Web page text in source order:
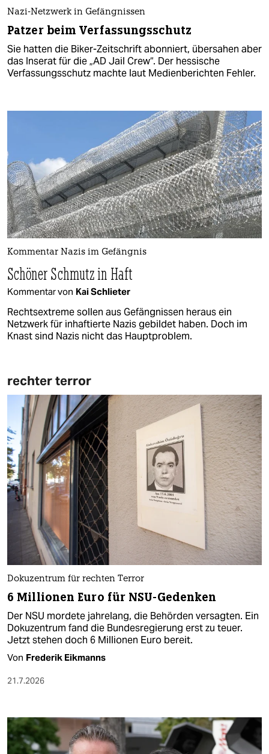
Nazi-Netzwerk in Gefängnissen
Patzer beim Verfassungsschutz
Sie hatten die Biker-Zeitschrift abonniert, übersahen aber
das Inserat für die „AD Jail Crew“. Der hessische
Verfassungsschutz machte laut Medienberichten Fehler.
Kommentar Nazis im Gefängnis
Schöner Schmutz in Haft
Kommentar von Kai Schlieter
Rechtsextreme sollen aus Gefängnissen heraus ein
Netzwerk für inhaftierte Nazis gebildet haben. Doch im
Knast sind Nazis nicht das Hauptproblem.
rechter terror
Dokuzentrum für rechten Terror
6 Millionen Euro für NSU-Gedenken
Der NSU mordete jahrelang, die Behörden versagten. Ein
Dokuzentrum fand die Bundesregierung erst zu teuer.
Jetzt stehen doch 6 Millionen Euro bereit.
Von Frederik Eikmanns
21.7.2026